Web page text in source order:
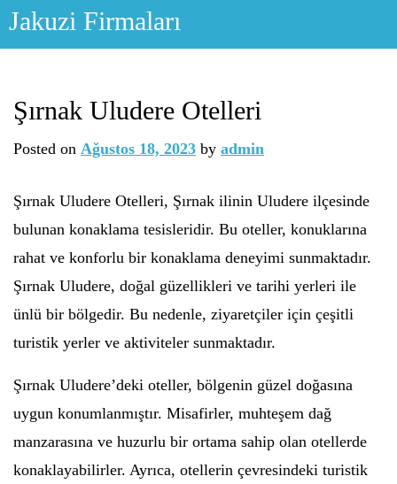
Skip
Jakuzi Firmaları
Şırnak Uludere Otelleri
Posted on Ağustos 18, 2023 by admin
Şırnak Uludere Otelleri, Şırnak ilinin Uludere ilçesinde
bulunan konaklama tesisleridir. Bu oteller, konuklarına
rahat ve konforlu bir konaklama deneyimi sunmaktadır.
Şırnak Uludere, doğal güzellikleri ve tarihi yerleri ile
ünlü bir bölgedir. Bu nedenle, ziyaretçiler için çeşitli
turistik yerler ve aktiviteler sunmaktadır.
Şırnak Uludere’deki oteller, bölgenin güzel doğasına
uygun konumlanmıştır. Misafirler, muhteşem dağ
manzarasına ve huzurlu bir ortama sahip olan otellerde
konaklayabilirler. Ayrıca, otellerin çevresindeki turistik